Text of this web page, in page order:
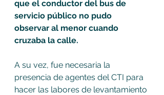
que el conductor del bus de
servicio público no pudo
observar al menor cuando
cruzaba la calle.
A su vez, fue necesaria la
presencia de agentes del CTI para
hacer las labores de levantamiento